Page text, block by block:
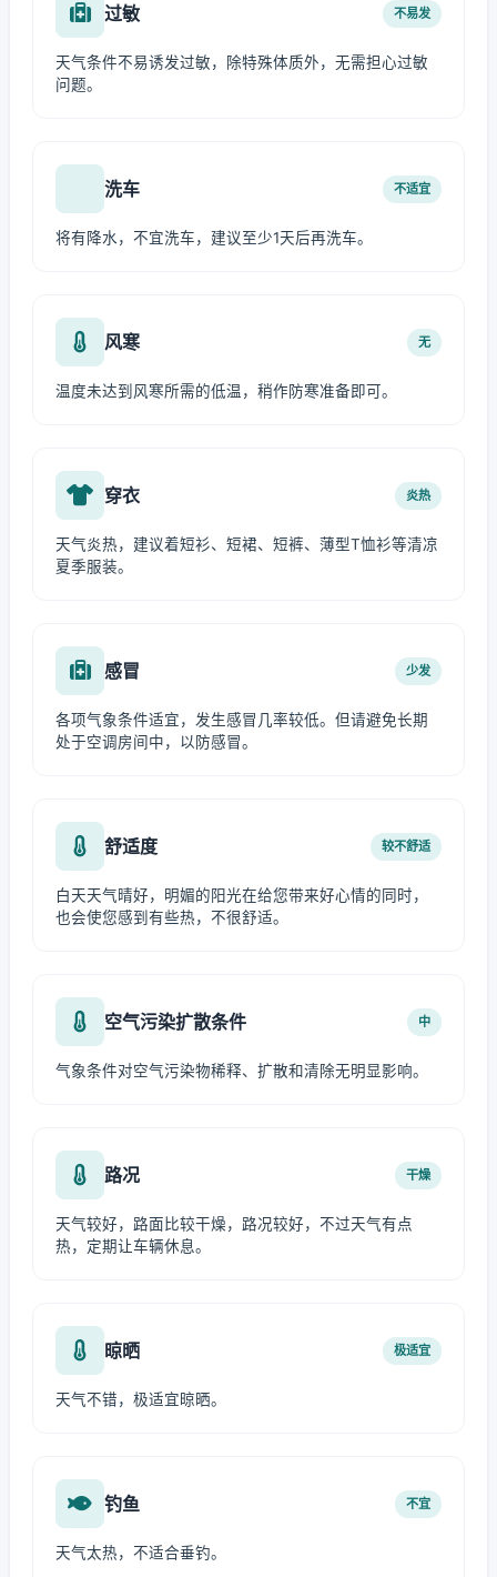
过敏 不易发
天气条件不易诱发过敏，除特殊体质外，无需担心过敏
问题。
洗车 不适宜
将有降水，不宜洗车，建议至少1天后再洗车。
风寒 无
温度未达到风寒所需的低温，稍作防寒准备即可。
穿衣 炎热
天气炎热，建议着短衫、短裙、短裤、薄型T恤衫等清凉
夏季服装。
感冒 少发
各项气象条件适宜，发生感冒几率较低。但请避免长期
处于空调房间中，以防感冒。
舒适度 较不舒适
白天天气晴好，明媚的阳光在给您带来好心情的同时，
也会使您感到有些热，不很舒适。
空气污染扩散条件 中
气象条件对空气污染物稀释、扩散和清除无明显影响。
路况 干燥
天气较好，路面比较干燥，路况较好，不过天气有点
热，定期让车辆休息。
晾晒 极适宜
天气不错，极适宜晾晒。
钓鱼 不宜
天气太热，不适合垂钓。